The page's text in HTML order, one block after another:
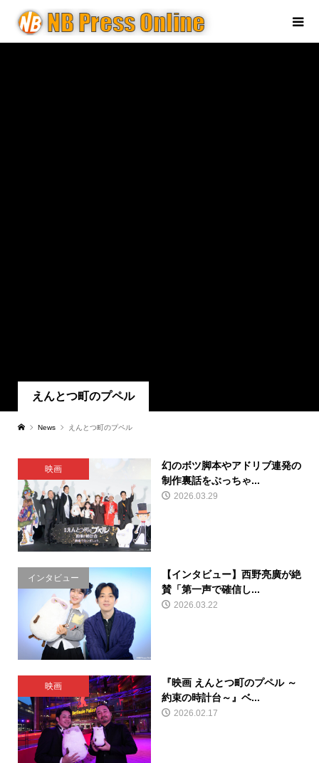
えんとつ町のプペル
News えんとつ町のプペル
映画
幻のボツ脚本やアドリブ連発の
制作裏話をぶっちゃ...
2026.03.29
インタビュー
【インタビュー】西野亮廣が絶
賛「第一声で確信し...
2026.03.22
映画
『映画 えんとつ町のプペル ～
約束の時計台～』ベ...
2026.02.17